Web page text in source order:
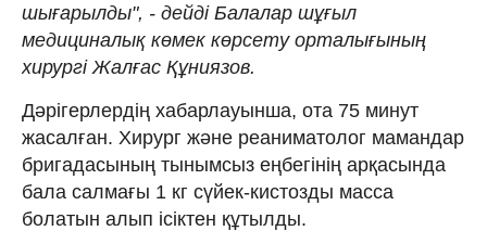
шығарылды", - дейді Балалар шұғыл
медициналық көмек көрсету орталығының
хирургі Жалғас Құниязов.
Дәрігерлердің хабарлауынша, ота 75 минут
жасалған. Хирург және реаниматолог мамандар
бригадасының тынымсыз еңбегінің арқасында
бала салмағы 1 кг сүйек-кистозды масса
болатын алып ісіктен құтылды.